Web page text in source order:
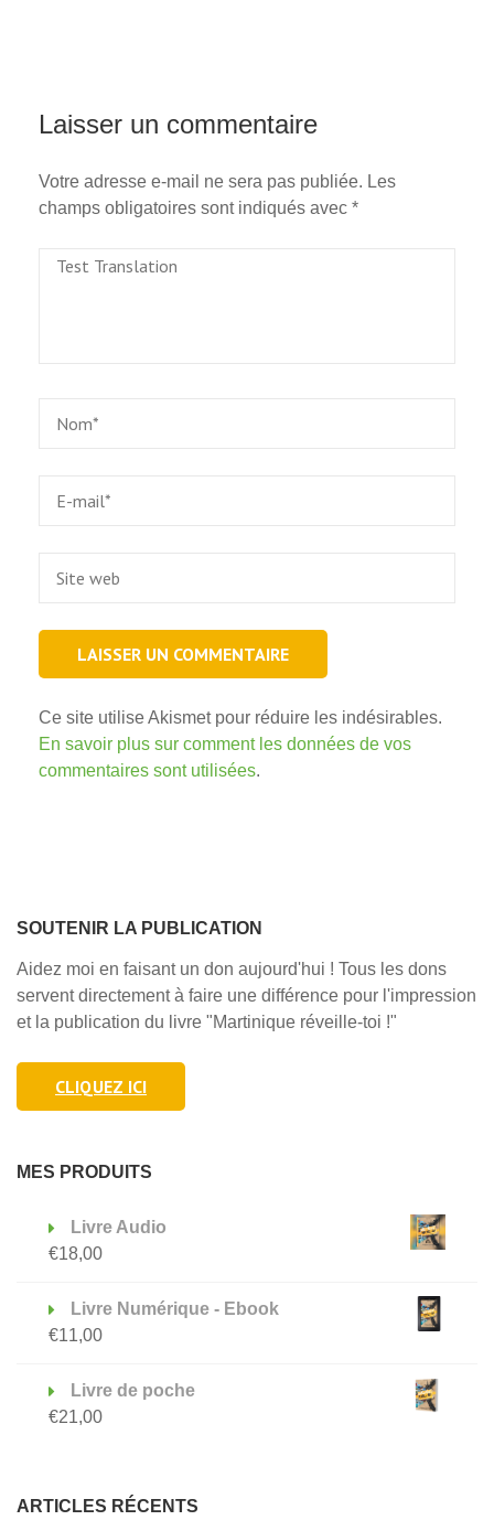
Laisser un commentaire
Votre adresse e-mail ne sera pas publiée. Les
champs obligatoires sont indiqués avec *
Test
web
Ce site utilise Akismet pour réduire les indésirables.
En savoir plus sur comment les données de vos
commentaires sont utilisées.
SOUTENIR LA PUBLICATION
Aidez moi en faisant un don aujourd'hui ! Tous les dons
servent directement à faire une différence pour l'impression
et la publication du livre "Martinique réveille-toi !"
CLIQUEZ ICI
MES PRODUITS
Livre Audio
€18,00
Livre Numérique - Ebook
€11,00
Livre de poche
€21,00
ARTICLES RÉCENTS